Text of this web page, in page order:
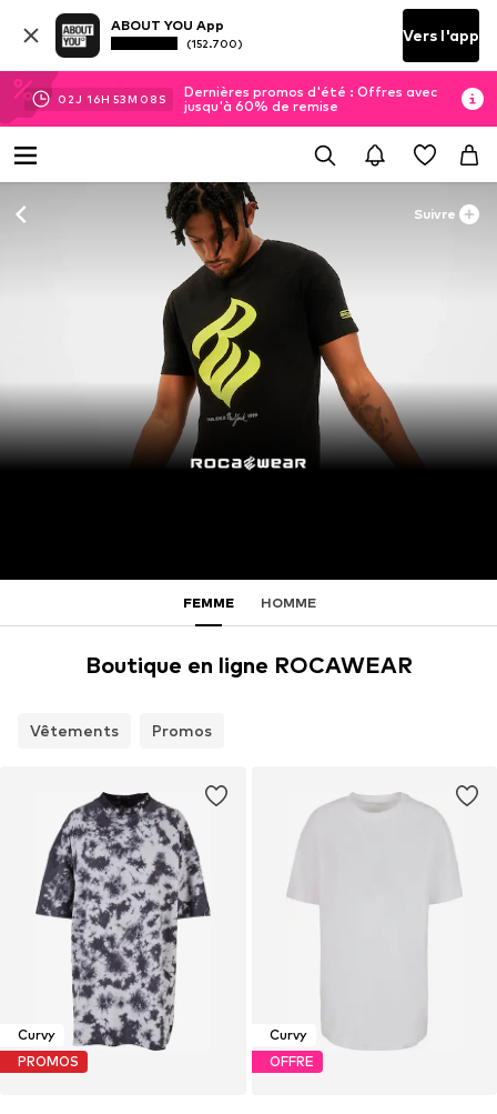
ABOUT YOU App
(152.700) Vers l'app
02J 16H 53M 07 S
Dernières promos d'été : Offres avec
jusqu'à 60% de remise
Suivre
FEMME HOMME
Boutique en ligne ROCAWEAR
Vêtements Promos
Curvy
PROMOS
Curvy
OFFRE